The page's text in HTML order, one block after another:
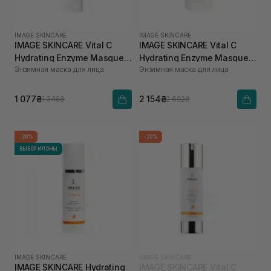
IMAGE SKINCARE
IMAGE SKINCARE Vital C
Hydrating Enzyme Masque
28 г
Энзимная маска для лица
1 077₴1 346₴
IMAGE SKINCARE
IMAGE SKINCARE Vital C
Hydrating Enzyme Masque
57 г
Энзимная маска для лица
2 154₴2 692₴
-20%
ВЫБОР ИЛОНЫ
IMAGE SKINCARE
IMAGE SKINCARE Hydrating
-20%